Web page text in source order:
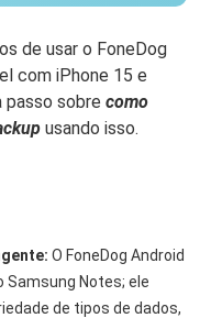
de usar o FoneDog
com iPhone 15 e
passo sobrecomo
usando isso.
O FoneDog Android
Samsung Notes; ele
de tipos de dados,